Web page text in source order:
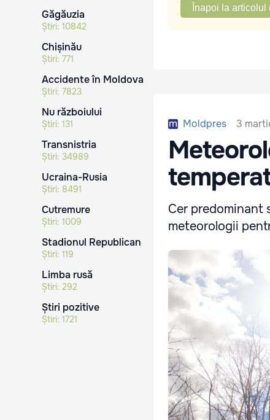
Găgăuzia
Știri: 10842
Chișinău
Știri: 771
Accidente în Moldova
Știri: 7823
Nu războiului
Știri: 131
Transnistria
Știri: 34989
Ucraina-Rusia
Știri: 8491
Cutremure
Știri: 1009
Stadionul Republican
Știri: 119
Limba rusă
Știri: 292
Știri pozitive
Știri: 1721
Înapoi la articolul
Moldpres 3
Cer predominant
meteorologii